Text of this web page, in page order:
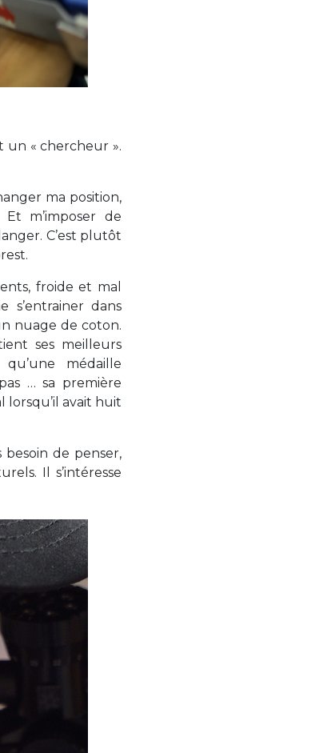
un « chercheur ».
ma position,
m’imposer de
C’est plutôt
froide et mal
s’entrainer dans
nuage de coton.
ses meilleurs
médaille
… sa première
lorsqu’il avait huit
besoin de penser,
Il s’intéresse